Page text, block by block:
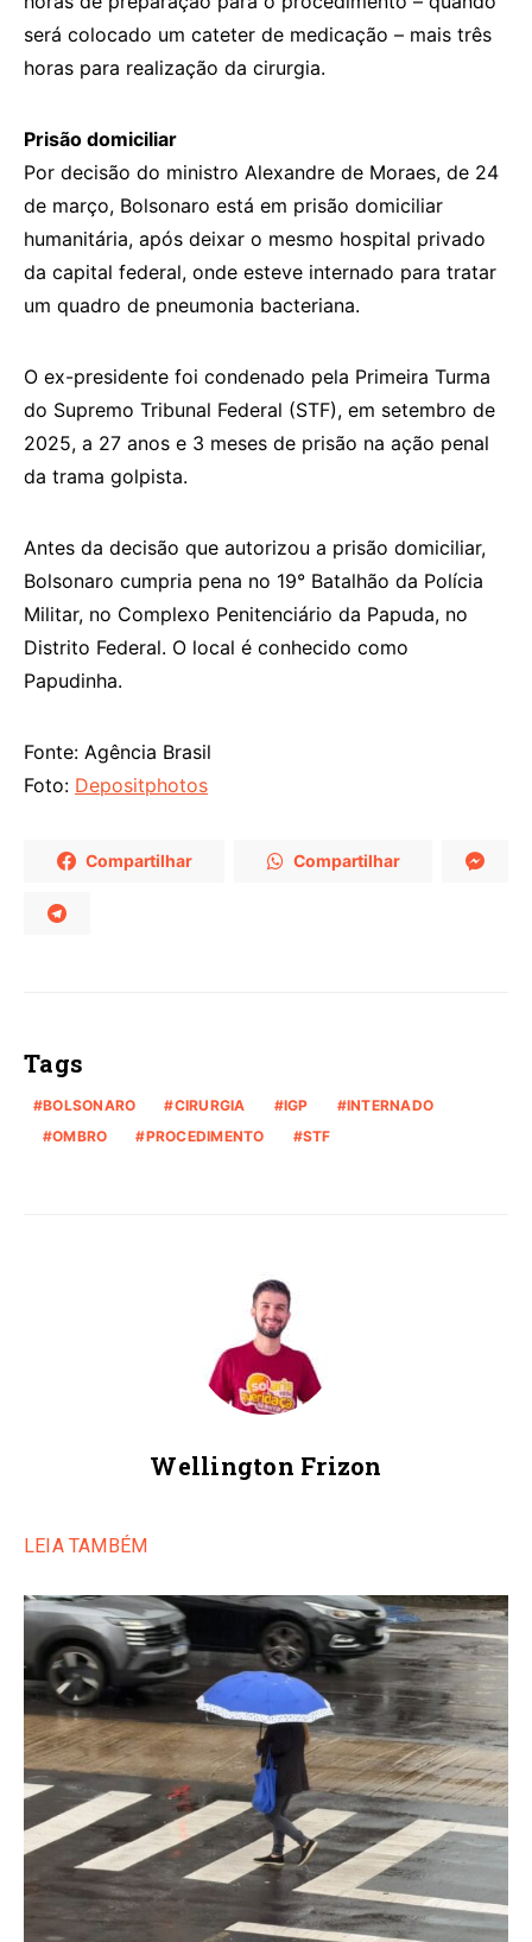
será colocado um cateter de medicação – mais três
horas para realização da cirurgia.
Prisão domiciliar
Por decisão do ministro Alexandre de Moraes, de 24
de março, Bolsonaro está em prisão domiciliar
humanitária, após deixar o mesmo hospital privado
da capital federal, onde esteve internado para tratar
um quadro de pneumonia bacteriana.
O ex-presidente foi condenado pela Primeira Turma
do Supremo Tribunal Federal (STF), em setembro de
2025, a 27 anos e 3 meses de prisão na ação penal
da trama golpista.
Antes da decisão que autorizou a prisão domiciliar,
Bolsonaro cumpria pena no 19° Batalhão da Polícia
Militar, no Complexo Penitenciário da Papuda, no
Distrito Federal. O local é conhecido como
Papudinha.
Fonte: Agência Brasil
Foto: Depositphotos
Compartilhar Compartilhar
Tags
BOLSONARO CIRURGIA IGP
INTERNADO
OMBRO
PROCEDIMENTO STF
Wellington Frizon
LEIA TAMBÉM